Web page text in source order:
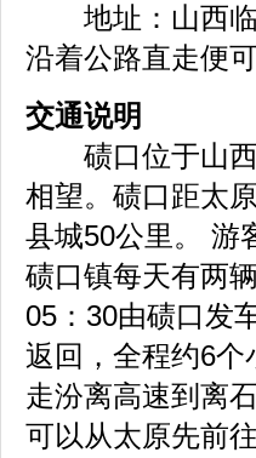
地址：山西临
沿着公路直走便可
交通说明
碛口位于山西
相望。碛口距太
县城50公里。 游
碛口镇每天有两
05：30由碛口发
返回，全程约6
走汾离高速到离
可以从太原先前